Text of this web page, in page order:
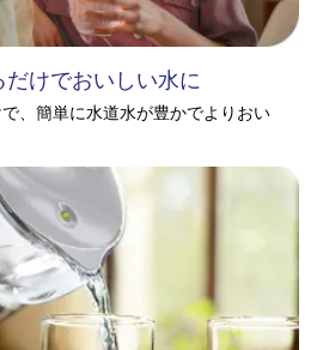
けでおいしい水に
、簡単に水道水が豊かでよりおい